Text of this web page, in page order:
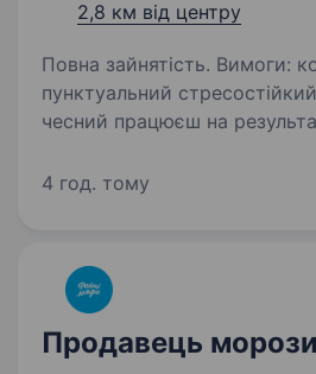
2,8 км від центру
Повна зайнятість. Вимоги: комунікабельний
пунктуальний стресостійкий відповідальний
чесний працюєш на результат Умови роботи:
4 год. тому
Продавець